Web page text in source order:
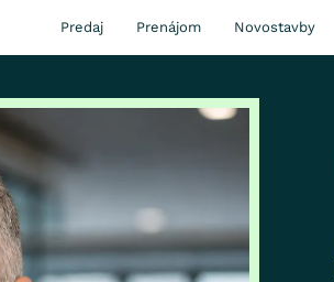
Predaj Prenájom Novostavby